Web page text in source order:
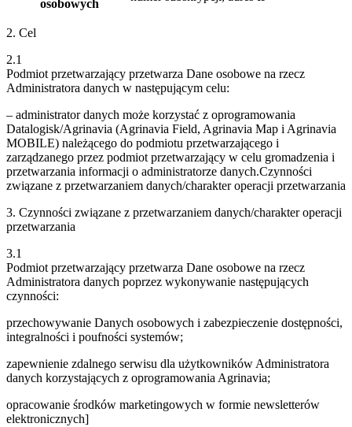
osobowych
2. Cel
2.1
Podmiot przetwarzający przetwarza Dane osobowe na rzecz
Administratora danych w następującym celu:
– administrator danych może korzystać z oprogramowania
Datalogisk/Agrinavia (Agrinavia Field, Agrinavia Map i Agrinavia
MOBILE) należącego do podmiotu przetwarzającego i
zarządzanego przez podmiot przetwarzający w celu gromadzenia i
przetwarzania informacji o administratorze danych.Czynności
związane z przetwarzaniem danych/charakter operacji przetwarzania
3. Czynności związane z przetwarzaniem danych/charakter operacji
przetwarzania
3.1
Podmiot przetwarzający przetwarza Dane osobowe na rzecz
Administratora danych poprzez wykonywanie następujących
czynności:
przechowywanie Danych osobowych i zabezpieczenie dostępności,
integralności i poufności systemów;
zapewnienie zdalnego serwisu dla użytkowników Administratora
danych korzystających z oprogramowania Agrinavia;
opracowanie środków marketingowych w formie newsletterów
elektronicznych]